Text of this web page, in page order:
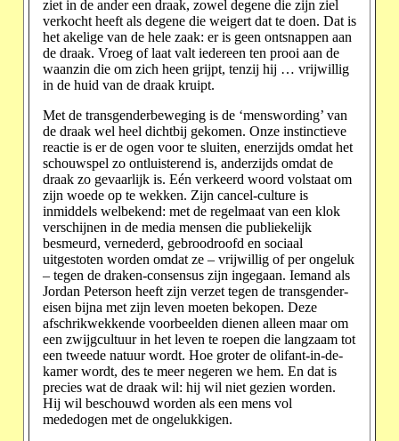
ziet in de ander een draak, zowel degene die zijn ziel
verkocht heeft als degene die weigert dat te doen. Dat is
het akelige van de hele zaak: er is geen ontsnappen aan
de draak. Vroeg of laat valt iedereen ten prooi aan de
waanzin die om zich heen grijpt, tenzij hij … vrijwillig
in de huid van de draak kruipt.
Met de transgenderbeweging is de ‘menswording’ van
de draak wel heel dichtbij gekomen. Onze instinctieve
reactie is er de ogen voor te sluiten, enerzijds omdat het
schouwspel zo ontluisterend is, anderzijds omdat de
draak zo gevaarlijk is. Eén verkeerd woord volstaat om
zijn woede op te wekken. Zijn cancel-culture is
inmiddels welbekend: met de regelmaat van een klok
verschijnen in de media mensen die publiekelijk
besmeurd, vernederd, gebroodroofd en sociaal
uitgestoten worden omdat ze – vrijwillig of per ongeluk
– tegen de draken-consensus zijn ingegaan. Iemand als
Jordan Peterson heeft zijn verzet tegen de transgender-
eisen bijna met zijn leven moeten bekopen. Deze
afschrikwekkende voorbeelden dienen alleen maar om
een zwijgcultuur in het leven te roepen die langzaam tot
een tweede natuur wordt. Hoe groter de olifant-in-de-
kamer wordt, des te meer negeren we hem. En dat is
precies wat de draak wil: hij wil niet gezien worden.
Hij wil beschouwd worden als een mens vol
mededogen met de ongelukkigen.